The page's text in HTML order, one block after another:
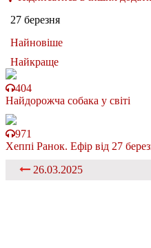
27 березня
Найновіше
Найкраще
404
Найдорожча собака у світі
971
Хеппі Ранок. Ефір від 27
26.03.2025